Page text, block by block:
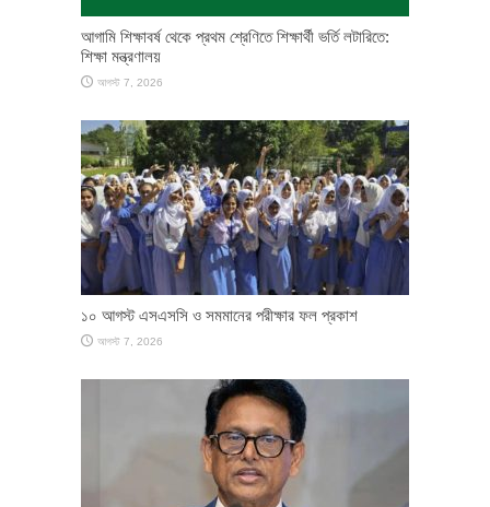
আগামি শিক্ষাবর্ষ থেকে প্রথম শ্রেণিতে শিক্ষার্থী ভর্তি লটারিতে:
শিক্ষা মন্ত্রণালয়
আগস্ট 7, 2026
১০ আগস্ট এসএসসি ও সমমানের পরীক্ষার ফল প্রকাশ
আগস্ট 7, 2026